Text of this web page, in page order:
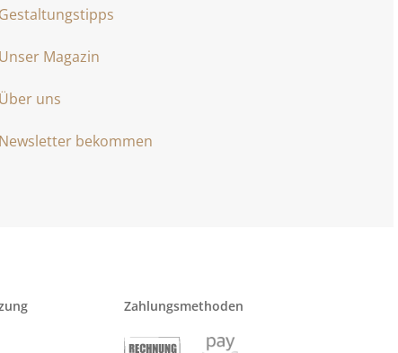
Gestaltungstipps
Unser Magazin
Über uns
Newsletter bekommen
Zahlungsmethoden